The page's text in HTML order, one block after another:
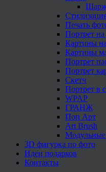
Шарж
Печать
Портрет на
Картины
Картины
Портрет
Портрет
Скетч
Портрет в
WPAP
ГРАНЖ
Поп Арт
Art Brush
3D фигурка по фото
Идеи подарков
Контакты